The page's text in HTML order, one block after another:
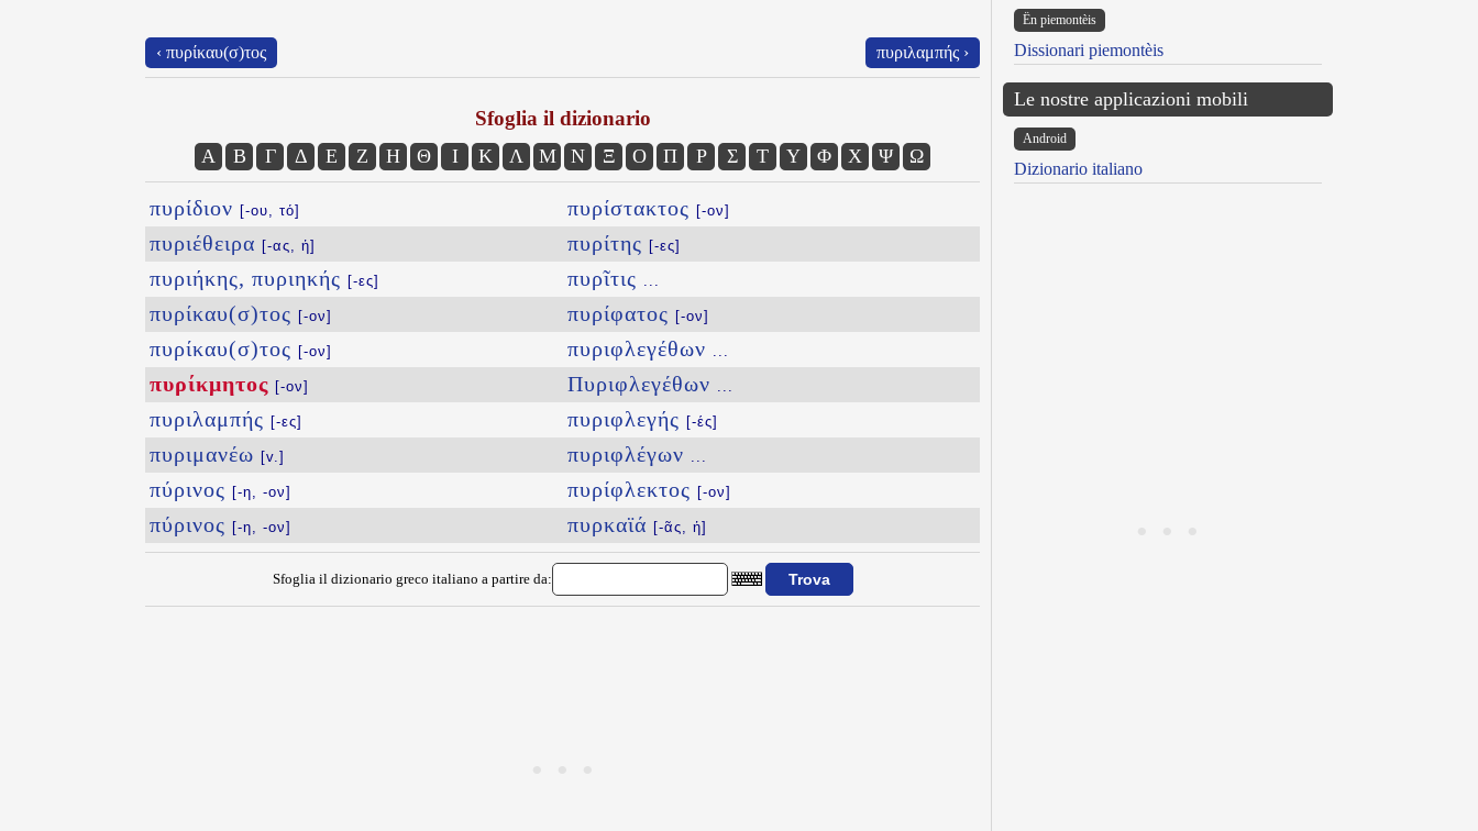
‹ πυρίκαυ(σ)τος πυριλαμπής ›
Sfoglia il dizionario
Α Β Γ Δ Ε Ζ Η Θ Ι Κ Λ Μ Ν Ξ Ο Π Ρ Σ Τ Υ Φ Χ Ψ Ω
πυρίδιον [-ου, τό]
πυριέθειρα [-ας, ἡ]
πυριήκης, πυριηκής [-ες]
πυρίκαυ(σ)τος [-ον]
πυρίκαυ(σ)τος [-ον]
πυρίκμητος [-ον]
πυριλαμπής [-ες]
πυριμανέω [v.]
πύρινος [-η, -ον]
πύρινος [-η, -ον]
πυρίστακτος [-ον]
πυρίτης [-ες]
πυρῖτις
πυρίφατος [-ον]
πυριφλεγέθων
Πυριφλεγέθων
πυριφλεγής [-ές]
πυριφλέγων
πυρίφλεκτος [-ον]
πυρκαϊά [-ᾶς, ἡ]
Sfoglia il dizionario greco italiano a partire da:
Ën piemontèis
Dissionari piemontèis
Le nostre applicazioni mobili
Android
Dizionario italiano